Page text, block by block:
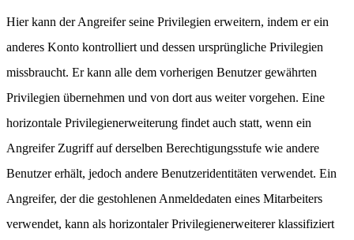
Hier kann der Angreifer seine Privilegien erweitern, indem er ein
anderes Konto kontrolliert und dessen ursprüngliche Privilegien
missbraucht. Er kann alle dem vorherigen Benutzer gewährten
Privilegien übernehmen und von dort aus weiter vorgehen. Eine
horizontale Privilegienerweiterung findet auch statt, wenn ein
Angreifer Zugriff auf derselben Berechtigungsstufe wie andere
Benutzer erhält, jedoch andere Benutzeridentitäten verwendet. Ein
Angreifer, der die gestohlenen Anmeldedaten eines Mitarbeiters
verwendet, kann als horizontaler Privilegienerweiterer klassifiziert